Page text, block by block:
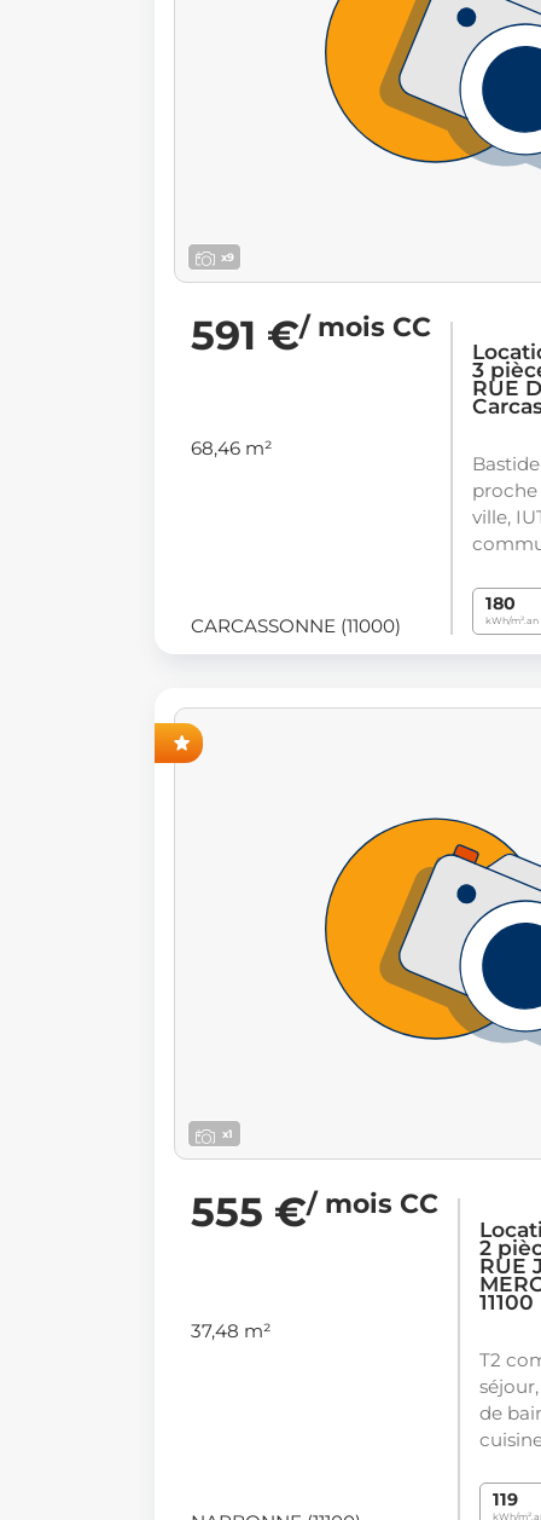
x9
591 €/ mois CC
68,46 m²
CARCASSONNE (11000)
3
RUE
proche
ville,
180
kWh/m².an
x1
555 €/ mois CC
37,48 m²
2
RUE
11100
T2
de
119
kWh/